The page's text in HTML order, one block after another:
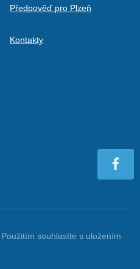
Předpověď pro Plzeň
Kontakty
Použitím souhlasíte s uložením